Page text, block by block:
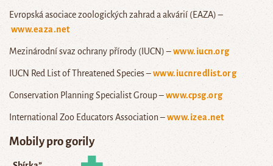
Evropská asociace zoologických zahrad a akvárií (EAZA) –
www.eaza.net
Mezinárodní svaz ochrany přírody (IUCN) –www.iucn.org
IUCN Red List of Threatened Species –www.iucnredlist.org
Conservation Planning Specialist Group –www.cpsg.org
International Zoo Educators Association –www.izea.net
Mobily pro gorily